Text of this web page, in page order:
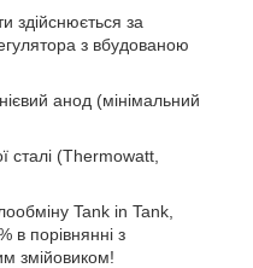
здійснюється за
з вбудованою
анод (мінімальний
сталі (Thermowatt,
Tank in Tank,
в порівнянні з
змійовиком!